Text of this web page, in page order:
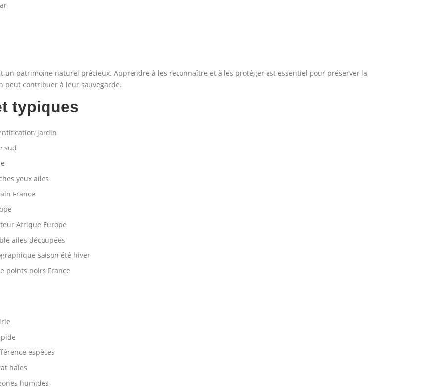
un patrimoine naturel précieux. Apprendre à les reconnaître et à les protéger est essentiel pour préserver la
peut contribuer à leur sauvegarde.
typiques
jardin
sud
yeux ailes
France
Afrique Europe
ailes découpées
saison été hiver
points noirs France
espèces
haies
humides